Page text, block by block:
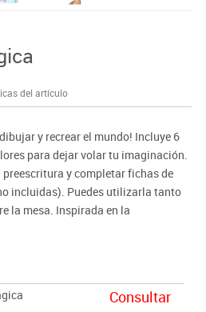
del artículo
y recrear el mundo! Incluye 6
para dejar volar tu imaginación.
y completar fichas de
incluidas). Puedes utilizarla tanto
la mesa. Inspirada en la
Consultar